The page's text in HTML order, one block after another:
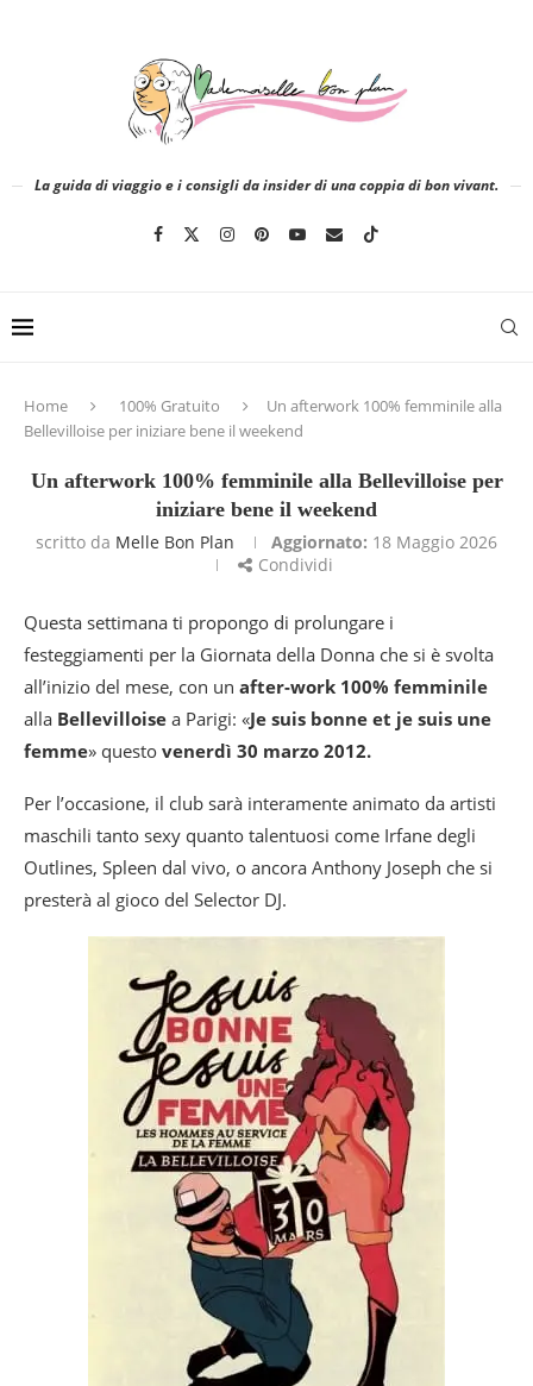
La guida di viaggio e i consigli da insider di una coppia di bon vivant.
Home 100% Gratuito
Un afterwork 100% femminile alla
Bellevilloise per iniziare bene il weekend
Un afterwork 100% femminile alla Bellevilloise per
iniziare bene il weekend
scritto da Melle Bon Plan Aggiornato: 18 Maggio 2026
Condividi
Questa settimana ti propongo di prolungare i
festeggiamenti per la Giornata della Donna che si è svolta
all’inizio del mese, con un after-work 100% femminile
alla Bellevilloise a Parigi: «Je suis bonne et je suis une
femme» questo venerdì 30 marzo 2012.
Per l’occasione, il club sarà interamente animato da artisti
maschili tanto sexy quanto talentuosi come Irfane degli
Outlines, Spleen dal vivo, o ancora Anthony Joseph che si
presterà al gioco del Selector DJ.